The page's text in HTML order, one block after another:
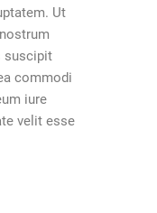
Ut
suscipit
commodi
iure
velit esse